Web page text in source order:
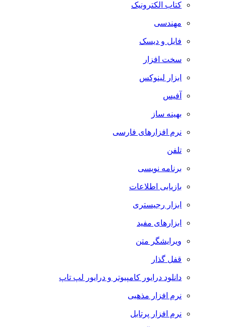
کتاب الکترونیک
مهندسی
فایل و دیسک
سخت افزار
ابزار لینوکس
آفیس
بهینه ساز
نرم افزارهای فارسی
تلفن
برنامه نویسی
بازیابی اطلاعات
ابزار رجیستری
ابزارهای مفید
ویرایشگر متن
قفل گذار
دانلود درایور کامپیوتر و درایور لپ تاپ
نرم افزار مذهبی
نرم افزار پرتابل